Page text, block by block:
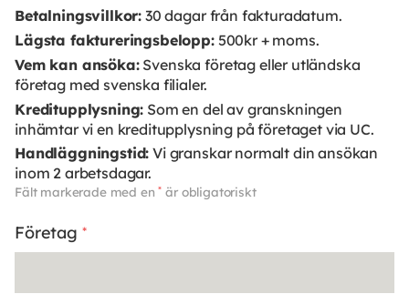
Betalningsvillkor: 30 dagar från fakturadatum.
Lägsta faktureringsbelopp:500kr + moms.
Vem kan ansöka:Svenska företag eller utländska
företag med svenska filialer.
Kreditupplysning: Som en del av granskningen
inhämtar vi en kreditupplysning på företaget via UC.
Handläggningstid: Vi granskar normalt din ansökan
inom 2 arbetsdagar.
Fält markerade med en* är obligatoriskt
Företag *